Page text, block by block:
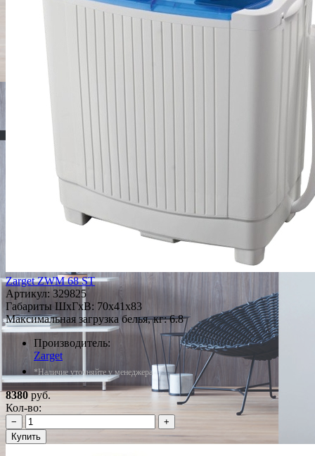
Zarget ZWM 68 ST
Артикул: 329825
Габариты ШxГxВ: 70x41x83
Максимальная загрузка белья, кг: 6.8
Производитель:
Zarget
*Наличие уточняйте у менеджера
8380руб.
Кол-во:
−
+
Купить